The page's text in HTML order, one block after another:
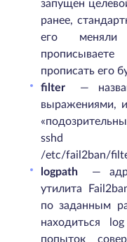
запущен
ранее,
его
прописать его
filter
—
выражениями,
sshd
/etc/fail2ban/
logpath
—
утилита
по заданным
находиться
попыток